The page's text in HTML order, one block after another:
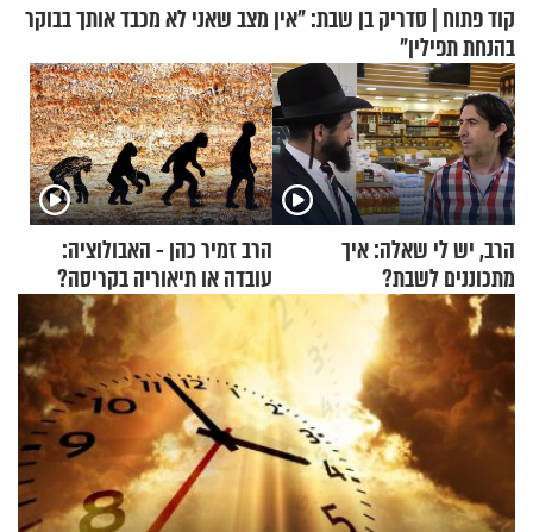
קוד פתוח | סדריק בן שבת: "אין מצב שאני לא מכבד אותך בבוקר
בהנחת תפילין"
הרב, יש לי שאלה: איך
מתכוננים לשבת?
הרב זמיר כהן - האבולוציה:
עובדה או תיאוריה בקריסה?